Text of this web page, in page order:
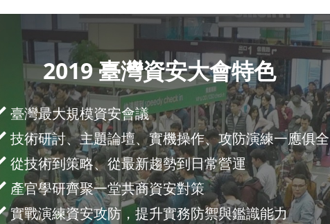
2019 臺灣資安大會特色
臺灣最大規模資安會議
技術研討、主題論壇、實機操作、攻防演練一應俱全
從技術到策略、從最新趨勢到日常營運
產官學研齊聚一堂共商資安對策
實戰演練資安攻防，提升實務防禦與鑑識能力